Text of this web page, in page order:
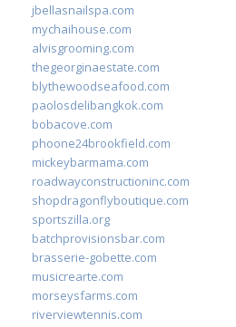
jbellasnailspa.com
mychaihouse.com
alvisgrooming.com
thegeorginaestate.com
blythewoodseafood.com
paolosdelibangkok.com
bobacove.com
phoone24brookfield.com
mickeybarmama.com
roadwayconstructioninc.com
shopdragonflyboutique.com
sportszilla.org
batchprovisionsbar.com
brasserie-gobette.com
musicrearte.com
morseysfarms.com
riverviewtennis.com